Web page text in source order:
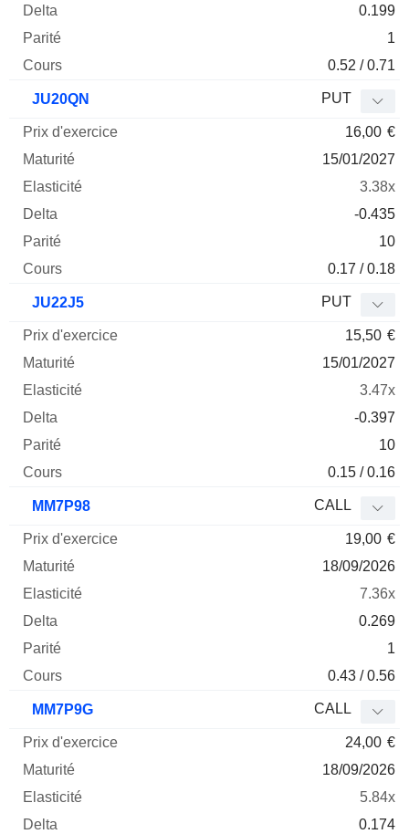
0.199
1
0.52 / 0.71
JU20QN PUT
16,00 €
15/01/2027
3.38x
-0.435
10
0.17 / 0.18
JU22J5 PUT
15,50 €
15/01/2027
3.47x
-0.397
10
0.15 / 0.16
MM7P98 CALL
19,00 €
18/09/2026
7.36x
0.269
1
0.43 / 0.56
MM7P9G CALL
24,00 €
18/09/2026
5.84x
0.174